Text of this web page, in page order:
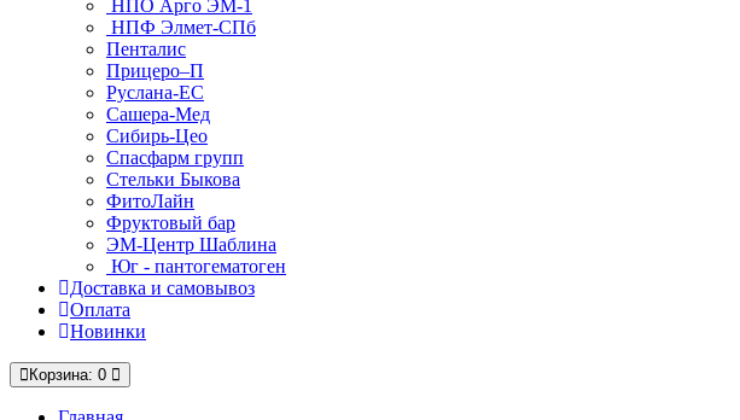
НПО Арго ЭМ-1
НПФ Элмет-СПб
Пенталис
Прицеро–П
Руслана-ЕС
Сашера-Мед
Сибирь-Цео
Спасфарм групп
Стельки Быкова
ФитоЛайн
Фруктовый бар
ЭМ-Центр Шаблина
Юг - пантогематоген
Доставка и самовывоз
Оплата
Новинки
Корзина: 0